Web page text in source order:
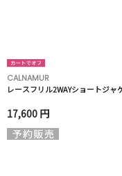
CALNAMUR
レースフリル2WAYショートジャ
17,600 円